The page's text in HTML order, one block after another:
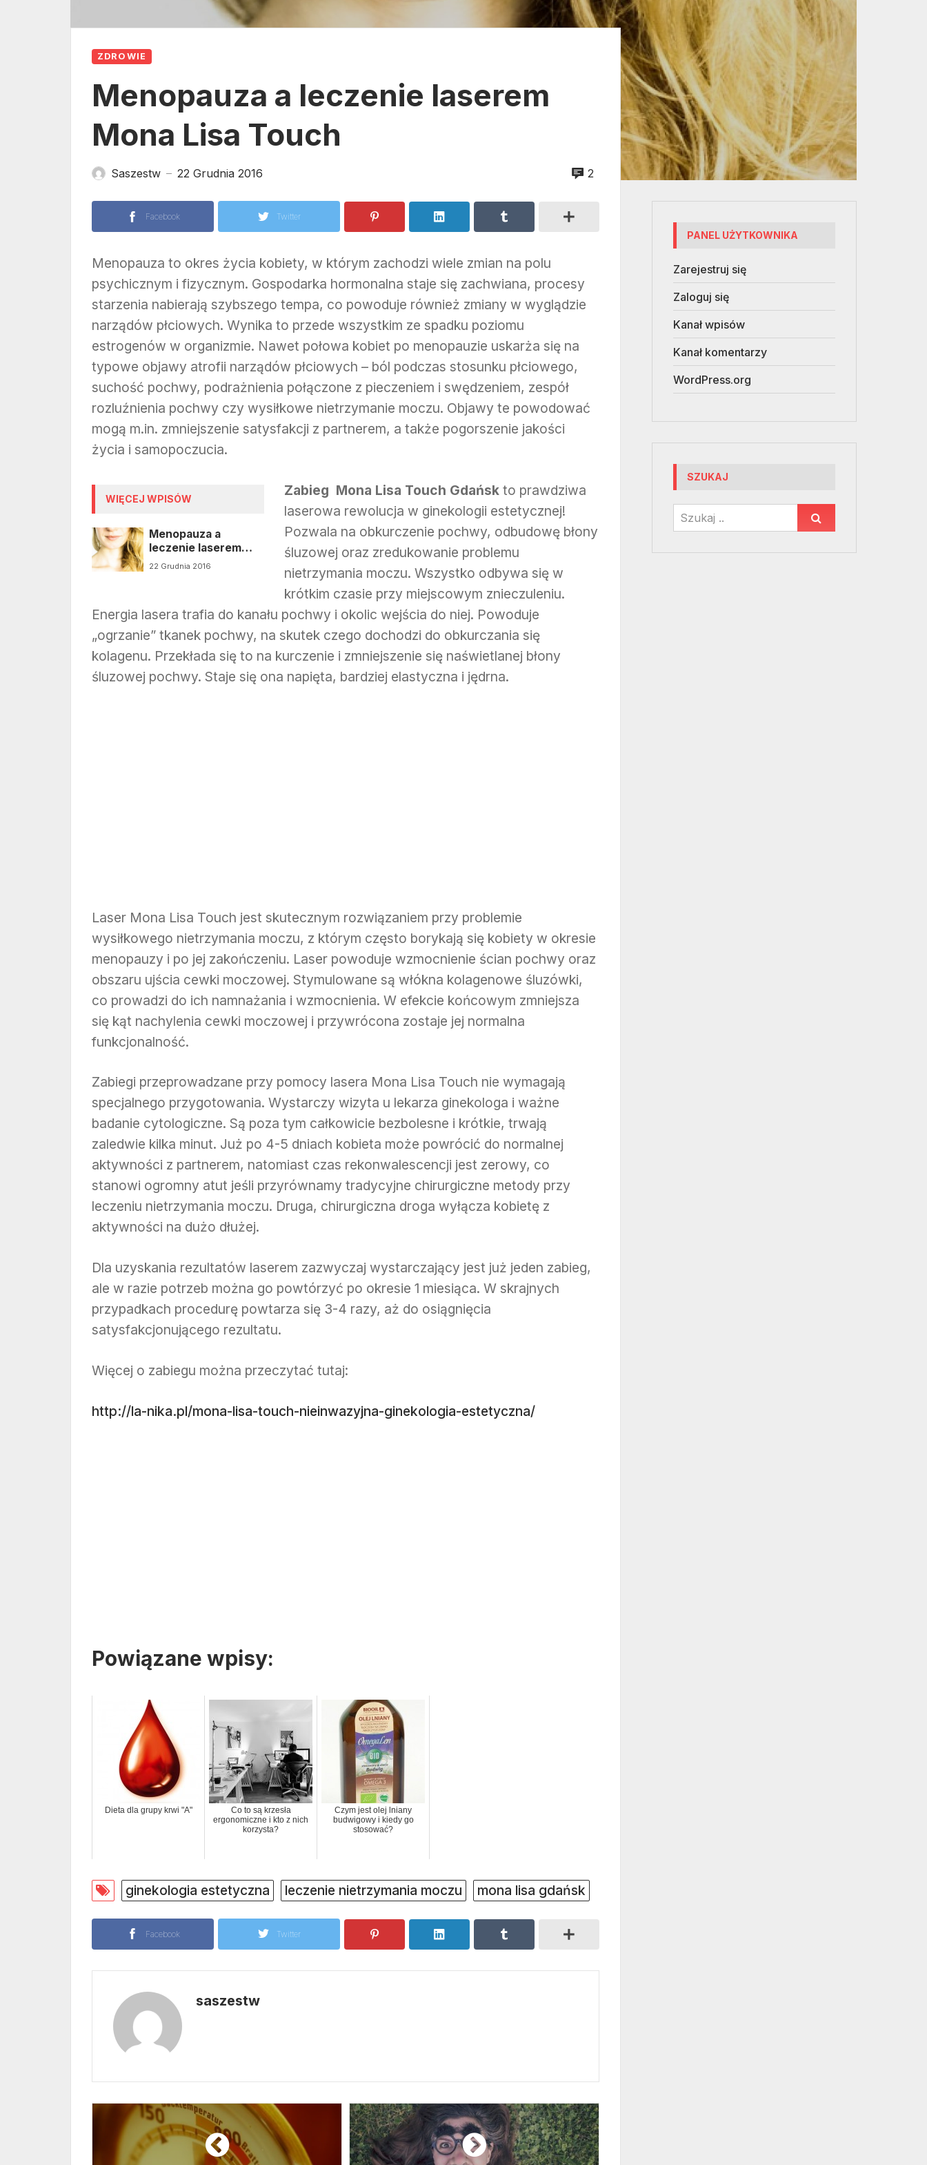
ZDROWIE
Menopauza a leczenie laserem
Mona Lisa Touch
Saszestw — 22 Grudnia 2016 2
Facebook Twitter
Menopauza to okres życia kobiety, w którym zachodzi wiele zmian na polu
psychicznym i fizycznym. Gospodarka hormonalna staje się zachwiana, procesy
starzenia nabierają szybszego tempa, co powoduje również zmiany w wyglądzie
narządów płciowych. Wynika to przede wszystkim ze spadku poziomu
estrogenów w organizmie. Nawet połowa kobiet po menopauzie uskarża się na
typowe objawy atrofii narządów płciowych – ból podczas stosunku płciowego,
suchość pochwy, podrażnienia połączone z pieczeniem i swędzeniem, zespół
rozluźnienia pochwy czy wysiłkowe nietrzymanie moczu. Objawy te powodować
mogą m.in. zmniejszenie satysfakcji z partnerem, a także pogorszenie jakości
życia i samopoczucia.
WIĘCEJ WPISÓW
Menopauza a
leczenie laserem
Mona Lisa Touch
22 Grudnia 2016
Zabieg Mona Lisa Touch Gdańskto prawdziwa
laserowa rewolucja w ginekologii estetycznej!
Pozwala na obkurczenie pochwy, odbudowę błony
śluzowej oraz zredukowanie problemu
nietrzymania moczu. Wszystko odbywa się w
krótkim czasie przy miejscowym znieczuleniu.
Energia lasera trafia do kanału pochwy i okolic wejścia do niej. Powoduje
„ogrzanie” tkanek pochwy, na skutek czego dochodzi do obkurczania się
kolagenu. Przekłada się to na kurczenie i zmniejszenie się naświetlanej błony
śluzowej pochwy. Staje się ona napięta, bardziej elastyczna i jędrna.
Laser Mona Lisa Touch jest skutecznym rozwiązaniem przy problemie
wysiłkowego nietrzymania moczu, z którym często borykają się kobiety w okresie
menopauzy i po jej zakończeniu. Laser powoduje wzmocnienie ścian pochwy oraz
obszaru ujścia cewki moczowej. Stymulowane są włókna kolagenowe śluzówki,
co prowadzi do ich namnażania i wzmocnienia. W efekcie końcowym zmniejsza
się kąt nachylenia cewki moczowej i przywrócona zostaje jej normalna
funkcjonalność.
Zabiegi przeprowadzane przy pomocy lasera Mona Lisa Touch nie wymagają
specjalnego przygotowania. Wystarczy wizyta u lekarza ginekologa i ważne
badanie cytologiczne. Są poza tym całkowicie bezbolesne i krótkie, trwają
zaledwie kilka minut. Już po 4-5 dniach kobieta może powrócić do normalnej
aktywności z partnerem, natomiast czas rekonwalescencji jest zerowy, co
stanowi ogromny atut jeśli przyrównamy tradycyjne chirurgiczne metody przy
leczeniu nietrzymania moczu. Druga, chirurgiczna droga wyłącza kobietę z
aktywności na dużo dłużej.
Dla uzyskania rezultatów laserem zazwyczaj wystarczający jest już jeden zabieg,
ale w razie potrzeb można go powtórzyć po okresie 1 miesiąca. W skrajnych
przypadkach procedurę powtarza się 3-4 razy, aż do osiągnięcia
satysfakcjonującego rezultatu.
Więcej o zabiegu można przeczytać tutaj:
http://la-nika.pl/mona-lisa-touch-nieinwazyjna-ginekologia-estetyczna/
Powiązane wpisy:
Dieta dla grupy krwi "A"
Co to są krzesła
ergonomiczne i kto z nich
korzysta?
Czym jest olej lniany
budwigowy i kiedy go
stosować?
ginekologia estetyczna leczenie nietrzymania moczu mona lisa gdańsk
Facebook Twitter
saszestw
PANEL UŻYTKOWNIKA
Zarejestruj się
Zaloguj się
Kanał wpisów
Kanał komentarzy
WordPress.org
SZUKAJ